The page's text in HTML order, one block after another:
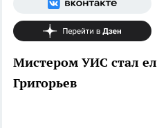
Мистером УИС стал
Григорьев